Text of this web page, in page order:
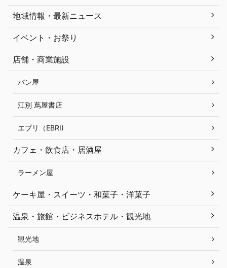
地域情報・最新ニュース
イベント・お祭り
店舗・商業施設
パン屋
江別 蔦屋書店
エブリ（EBRI)
カフェ・飲食店・居酒屋
ラーメン屋
ケーキ屋・スイーツ・和菓子・洋菓子
温泉・旅館・ビジネスホテル・観光地
観光地
温泉